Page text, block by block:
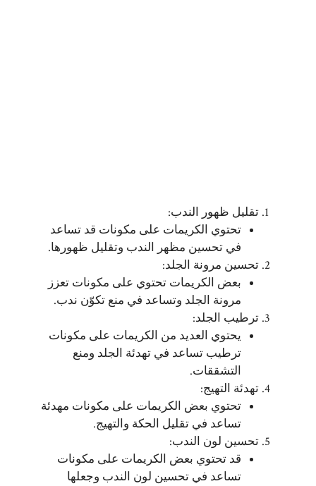
تقليل ظهور الندب:
تحتوي الكريمات على مكونات قد تساعد
في تحسين مظهر الندب وتقليل ظهورها.
تحسين مرونة الجلد:
بعض الكريمات تحتوي على مكونات تعزز
مرونة الجلد وتساعد في منع تكوّن ندب.
ترطيب الجلد:
يحتوي العديد من الكريمات على مكونات
ترطيب تساعد في تهدئة الجلد ومنع
التشققات.
تهدئة التهيج:
تحتوي بعض الكريمات على مكونات مهدئة
تساعد في تقليل الحكة والتهيج.
تحسين لون الندب:
قد تحتوي بعض الكريمات على مكونات
تساعد في تحسين لون الندب وجعلها